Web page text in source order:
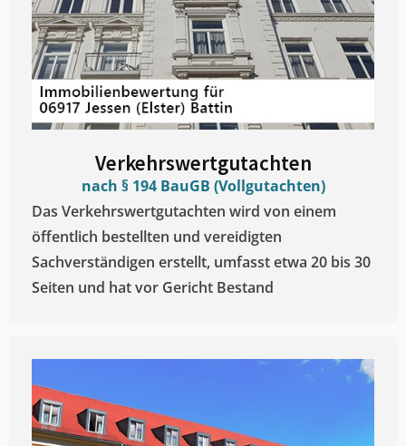
Verkehrswertgutachten
nach § 194 BauGB (Vollgutachten)
Das Verkehrswertgutachten wird von einem
öffentlich bestellten und vereidigten
Sachverständigen erstellt, umfasst etwa 20 bis 30
Seiten und hat vor Gericht Bestand